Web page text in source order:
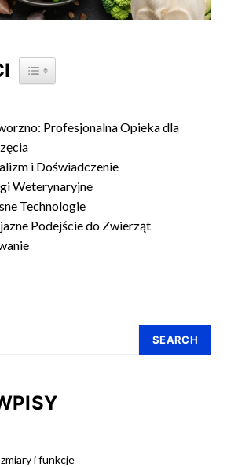
TOGGLE TABLE OF CONTENT
Profesjonalna Opieka dla
i Doświadczenie
Weterynaryjne
Technologie
Podejście do Zwierząt
SEARCH
i funkcje